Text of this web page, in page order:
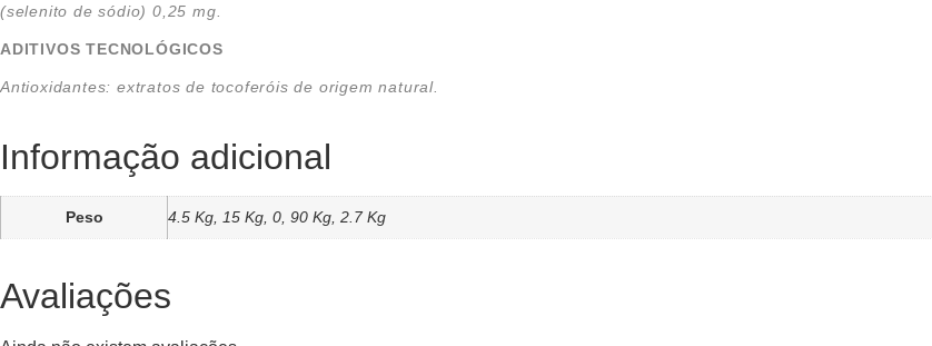
(selenito de sódio) 0,25 mg.
ADITIVOS TECNOLÓGICOS
Antioxidantes: extratos de tocoferóis de origem natural.
Informação adicional
Peso 4.5 Kg, 15 Kg, 0, 90 Kg, 2.7 Kg
Avaliações